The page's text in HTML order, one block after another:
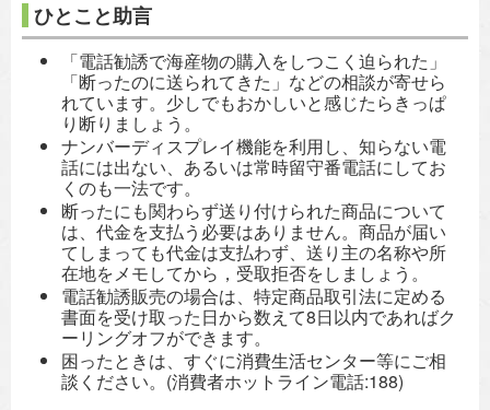
ひとこと助言
「電話勧誘で海産物の購入をしつこく迫られた」
「断ったのに送られてきた」などの相談が寄せら
れています。少しでもおかしいと感じたらきっぱ
り断りましょう。
ナンバーディスプレイ機能を利用し、知らない電
話には出ない、あるいは常時留守番電話にしてお
くのも一法です。
断ったにも関わらず送り付けられた商品について
は、代金を支払う必要はありません。商品が届い
てしまっても代金は支払わず、送り主の名称や所
在地をメモしてから，受取拒否をしましょう。
電話勧誘販売の場合は、特定商品取引法に定める
書面を受け取った日から数えて8日以内であればク
ーリングオフができます。
困ったときは、すぐに消費生活センター等にご相
談ください。(消費者ホットライン電話:188)